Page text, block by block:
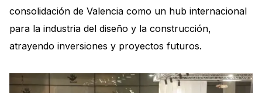
consolidación de Valencia como un hub internacional
para la industria del diseño y la construcción,
atrayendo inversiones y proyectos futuros.